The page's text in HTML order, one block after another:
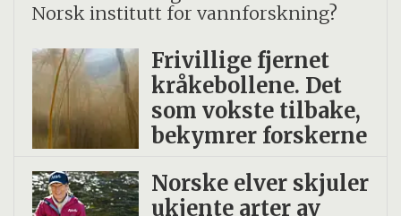
Norsk institutt for vannforskning?
Frivillige fjernet
kråkebollene. Det
som vokste tilbake,
bekymrer forskerne
Norske elver skjuler
ukjente arter av